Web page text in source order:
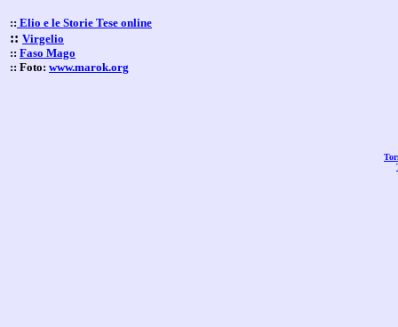
:: Elio e le Storie Tese online
:: Virgelio
:: Faso Mago
:: Foto: www.marok.org